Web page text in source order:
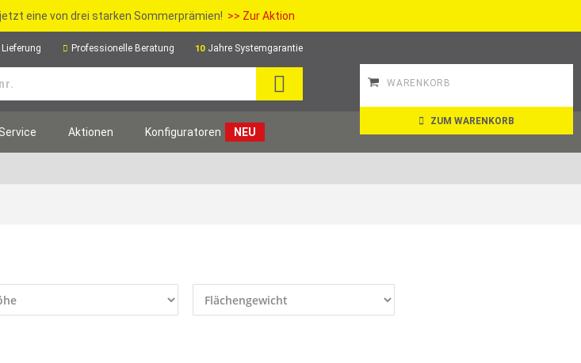
eine von drei starken Sommerprämien! >> Zur Aktion
Professionelle Beratung 10 Jahre Systemgarantie
WARENKORB
ZUM WARENKORB
Service Aktionen Konfiguratoren NEU